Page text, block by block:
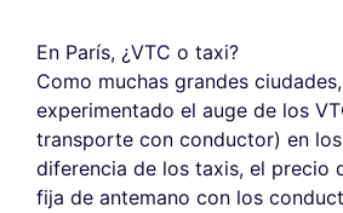
En París, ¿VTC o taxi?
Como muchas grandes
experimentado el auge de los
transporte con conductor) en
diferencia de los taxis, el precio
fija de antemano con los